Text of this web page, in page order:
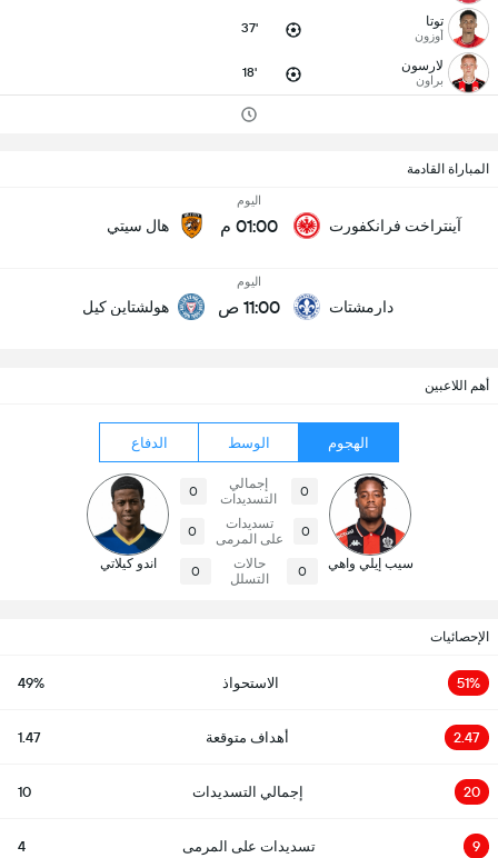
توتا
أوزون 37'
لارسون
براون 18'
المباراة القادمة
آينتراخت فرانكفورت
اليوم
01:00 م هال سيتي
دارمشتات
اليوم
11:00 ص هولشتاين كيل
أهم اللاعبين
الهجوم الوسط الدفاع
سيب إيلي واهي
0
إجمالي
التسديدات
0
0
تسديدات
على المرمى
0
0
حالات
التسلل
0 اندو كيلاتي
الإحصائيات
51% الاستحواذ 49%
2.47 أهداف متوقعة 1.47
20 إجمالي التسديدات 10
9 تسديدات على المرمى 4